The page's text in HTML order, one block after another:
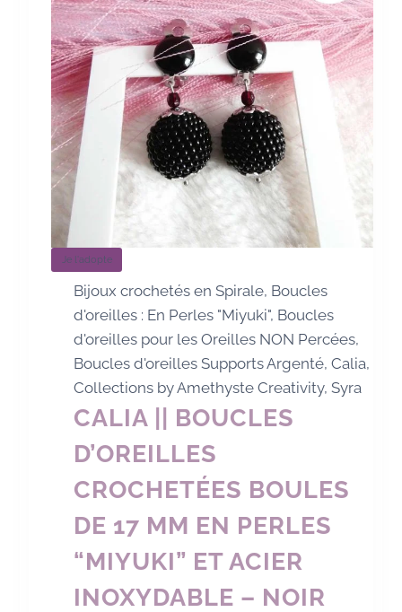
Je l'adopte
Bijoux crochetés en Spirale, Boucles
d'oreilles : En Perles "Miyuki", Boucles
d'oreilles pour les Oreilles NON Percées,
Boucles d'oreilles Supports Argenté,Calia,
Collections by Amethyste Creativity,Syra
CALIA || BOUCLES
D’OREILLES
CROCHETÉES BOULES
DE 17 MM EN PERLES
“MIYUKI” ET ACIER
INOXYDABLE – NOIR